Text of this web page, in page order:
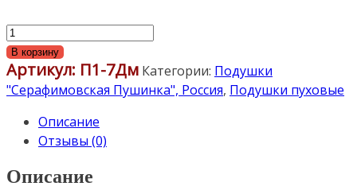
Количество
товара
Подушка
пуховая
мягкая
68х68см.
элитный
В корзину
Артикул: П1-7Дм Категории: Подушки
"Серафимовская Пушинка", Россия, Подушки пуховые
Описание
Отзывы (0)
Описание